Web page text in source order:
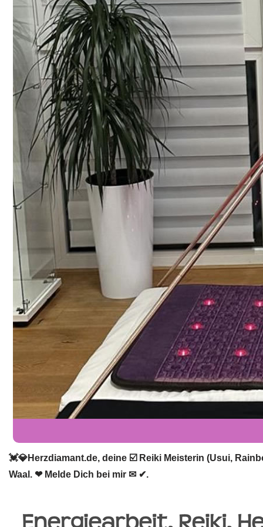
💓️💎Herzdiamant.de, deine ☑️ Reiki Meisterin (Usui,
Waal. ❤ Melde Dich bei mir ✉ ✔.